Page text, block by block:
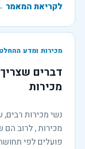
לקריאת המאמר
מכירות ומדע
דברים
מכירות
נשי מכירות
מכירות , לרוב הם
פועלים לפי